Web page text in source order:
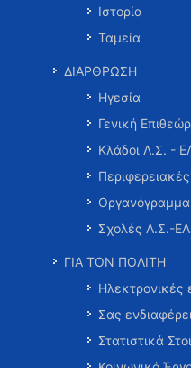
Ιστορία
Ταμεία
ΔΙΑΡΘΡΩΣΗ
Ηγεσία
Γενική
Κλάδοι Λ.Σ. -
Σχολές Λ.Σ.-
ΓΙΑ ΤΟΝ ΠΟΛΙΤΗ
Ηλεκτρονικές
Σας ενδιαφέρει
Στατιστικά